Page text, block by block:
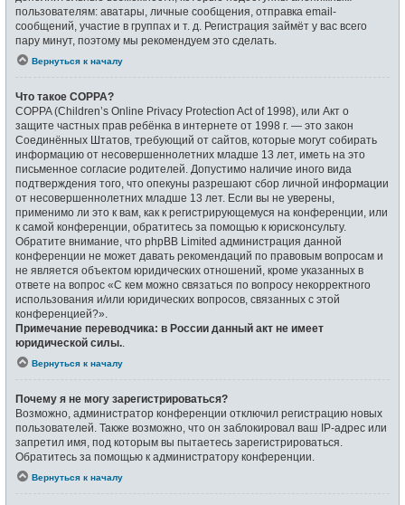
пользователям: аватары, личные сообщения, отправка email-
сообщений, участие в группах и т. д. Регистрация займёт у вас всего
пару минут, поэтому мы рекомендуем это сделать.
Вернуться к началу
Что такое COPPA?
COPPA (Children’s Online Privacy Protection Act of 1998), или Акт о
защите частных прав ребёнка в интернете от 1998 г. — это закон
Соединённых Штатов, требующий от сайтов, которые могут собирать
информацию от несовершеннолетних младше 13 лет, иметь на это
письменное согласие родителей. Допустимо наличие иного вида
подтверждения того, что опекуны разрешают сбор личной информации
от несовершеннолетних младше 13 лет. Если вы не уверены,
применимо ли это к вам, как к регистрирующемуся на конференции, или
к самой конференции, обратитесь за помощью к юрисконсульту.
Обратите внимание, что phpBB Limited администрация данной
конференции не может давать рекомендаций по правовым вопросам и
не является объектом юридических отношений, кроме указанных в
ответе на вопрос «С кем можно связаться по вопросу некорректного
использования и/или юридических вопросов, связанных с этой
конференцией?».
Примечание переводчика: в России данный акт не имеет
юридической силы.
Вернуться к началу
Почему я не могу зарегистрироваться?
Возможно, администратор конференции отключил регистрацию новых
пользователей. Также возможно, что он заблокировал ваш IP-адрес или
запретил имя, под которым вы пытаетесь зарегистрироваться.
Обратитесь за помощью к администратору конференции.
Вернуться к началу